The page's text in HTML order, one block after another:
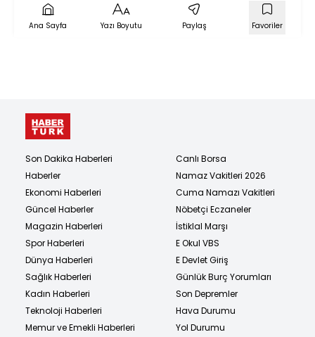
Ana Sayfa Yazı Boyutu Paylaş Favoriler
Son Dakika Haberleri
Haberler
Ekonomi Haberleri
Güncel Haberler
Magazin Haberleri
Spor Haberleri
Dünya Haberleri
Sağlık Haberleri
Kadın Haberleri
Teknoloji Haberleri
Memur ve Emekli Haberleri
Canlı Borsa
Namaz Vakitleri 2026
Cuma Namazı Vakitleri
Nöbetçi Eczaneler
İstiklal Marşı
E Okul VBS
E Devlet Giriş
Günlük Burç Yorumları
Son Depremler
Hava Durumu
Yol Durumu